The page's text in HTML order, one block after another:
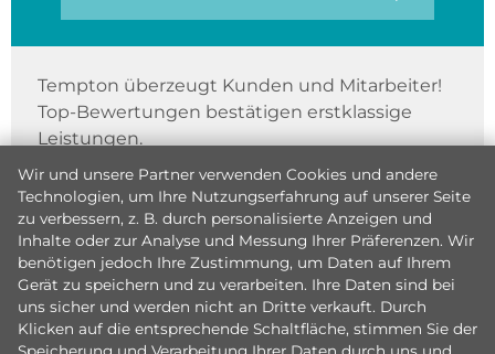
Tempton überzeugt Kunden und Mitarbeiter!
Top-Bewertungen bestätigen erstklassige
Leistungen.
Wir und unsere Partner verwenden Cookies und andere
Technologien, um Ihre Nutzungserfahrung auf unserer Seite
zu verbessern, z. B. durch personalisierte Anzeigen und
Inhalte oder zur Analyse und Messung Ihrer Präferenzen. Wir
benötigen jedoch Ihre Zustimmung, um Daten auf Ihrem
Gerät zu speichern und zu verarbeiten. Ihre Daten sind bei
uns sicher und werden nicht an Dritte verkauft. Durch
Klicken auf die entsprechende Schaltfläche, stimmen Sie der